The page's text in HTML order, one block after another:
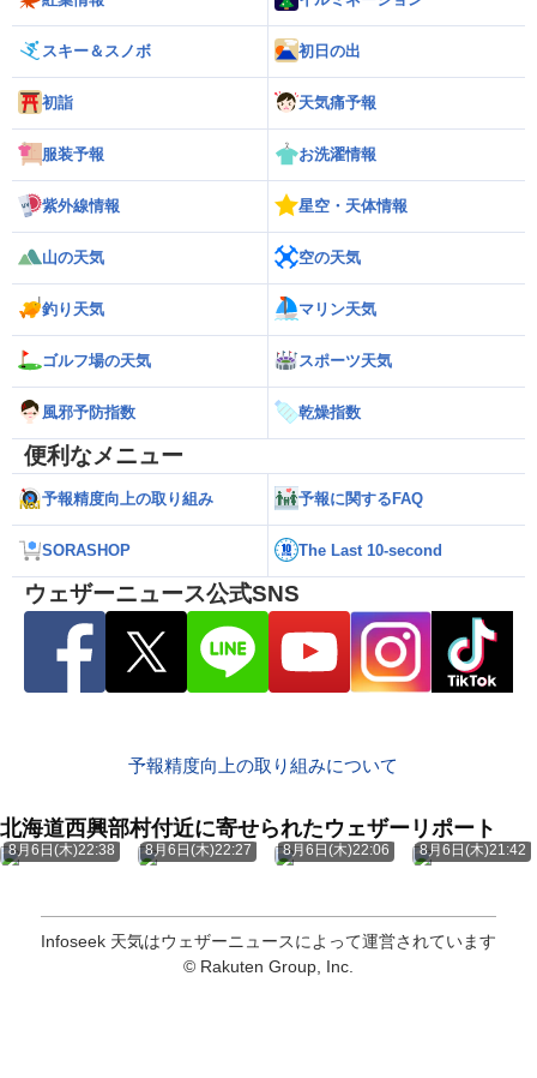
スキー＆スノボ 初日の出
初詣 天気痛予報
服装予報 お洗濯情報
紫外線情報 星空・天体情報
山の天気 空の天気
釣り天気 マリン天気
ゴルフ場の天気 スポーツ天気
風邪予防指数 乾燥指数
便利なメニュー
予報精度向上の取り組み 予報に関するFAQ
SORASHOP The Last 10-second
ウェザーニュース公式SNS
予報精度向上の取り組みについて
北海道西興部村付近に寄せられたウェザーリポート
8月6日(木)22:38 8月6日(木)22:27 8月6日(木)22:06 8月6日(木)21:42
Infoseek 天気はウェザーニュースによって運営されています
© Rakuten Group, Inc.